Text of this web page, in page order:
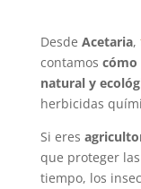
Desde Acetaria,
contamos cómo
natural y
herbicidas
Si eres
que proteger
tiempo, los